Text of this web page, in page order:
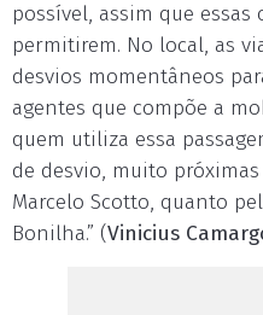
possível, assim que
permitirem. No local, as
desvios momentâneos
agentes que compõe a
quem utiliza essa
de desvio, muito
Marcelo Scotto, quanto
Bonilha.” (Vinicius